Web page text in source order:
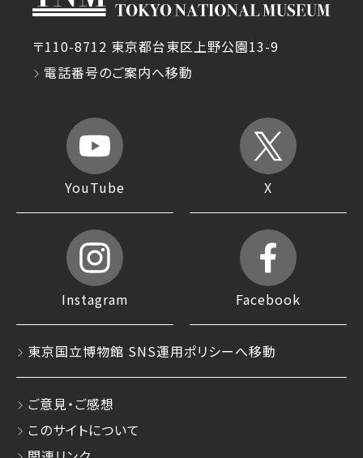
〒110-8712 東京都台東区上野公園13-9
電話番号のご案内へ移動
YouTube X
Instagram Facebook
東京国立博物館 SNS運用ポリシーへ移動
ご意見・ご感想
このサイトについて